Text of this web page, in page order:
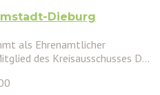
Dieburg
als Ehrenamtlicher
des Kreisausschusses D...